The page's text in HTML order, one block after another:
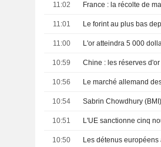
11:02
11:01
11:00 L'or atteindra 5 000
10:59
10:56
10:54 Sabrin Chowdhury
10:51
10:50 Les détenus